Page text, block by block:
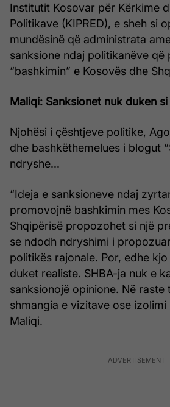
Institutit Kosovar për Kërkime
Politikave (KIPRED), e sheh si
mundësinë që administrata
sanksione ndaj politikanëve që
“bashkimin” e Kosovës dhe
Maliqi: Sanksionet nuk duken
Njohësi i çështjeve politike,
dhe bashkëthemelues i blogut
ndryshe...
“Ideja e sanksioneve ndaj
promovojnë bashkimin mes
Shqipërisë propozohet si një
se ndodh ndryshimi i
politikës rajonale. Por, edhe
duket realiste. SHBA-ja nuk e
sanksionojë opinione. Në
shmangia e vizitave ose izolimi
Maliqi.